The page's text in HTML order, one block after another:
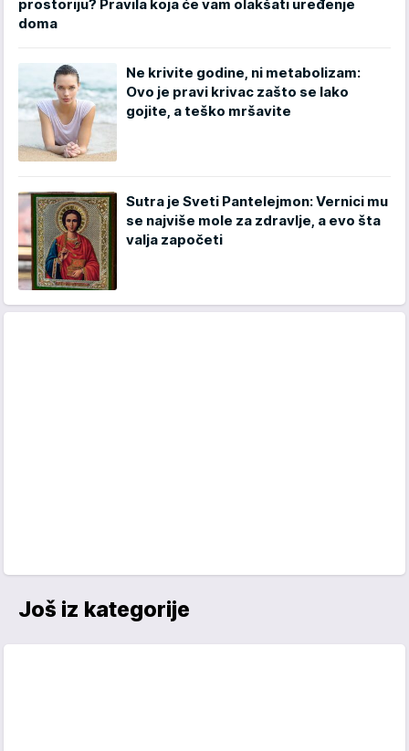
prostoriju? Pravila koja će vam olakšati uređenje
doma
Ne krivite godine, ni metabolizam:
Ovo je pravi krivac zašto se lako
gojite, a teško mršavite
Sutra je Sveti Pantelejmon: Vernici mu
se najviše mole za zdravlje, a evo šta
valja započeti
Još iz kategorije